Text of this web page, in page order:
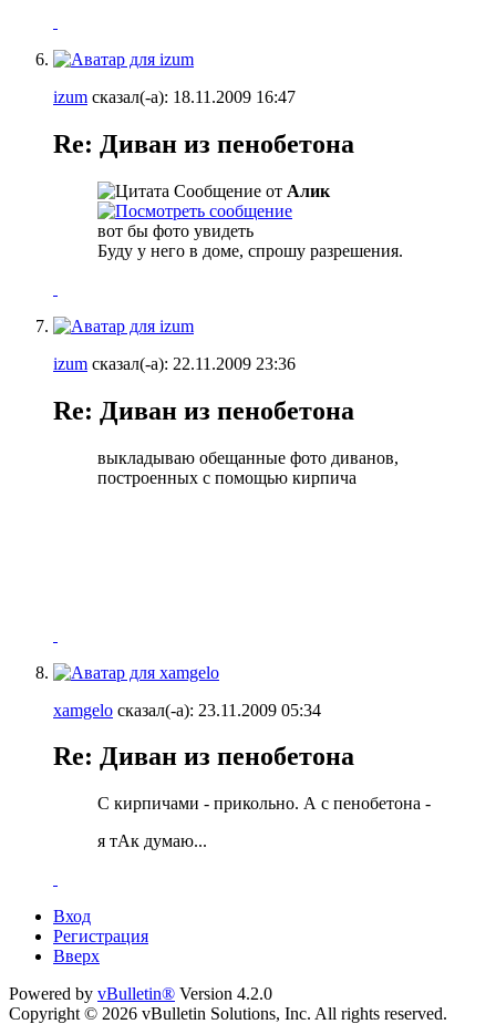
izum сказал(-а): 18.11.2009 16:47
Re: Диван из пенобетона
Сообщение от Алик
вот бы фото увидеть
Буду у него в доме, спрошу разрешения.
izum сказал(-а): 22.11.2009 23:36
Re: Диван из пенобетона
выкладываю обещанные фото диванов,
построенных с помощью кирпича
xamgelo сказал(-а): 23.11.2009 05:34
Re: Диван из пенобетона
С кирпичами - прикольно. А с пенобетона -
я тАк думаю...
Вход
Регистрация
Вверх
Powered by vBulletin® Version 4.2.0
Copyright © 2026 vBulletin Solutions, Inc. All rights reserved.